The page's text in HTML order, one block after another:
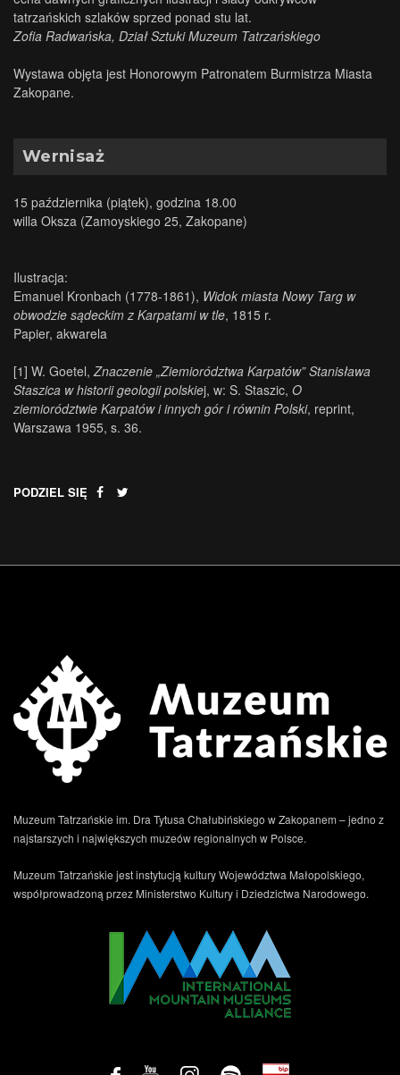
tatrzańskich szlaków sprzed ponad stu lat.
Zofia Radwańska, Dział Sztuki Muzeum Tatrzańskiego
Wystawa objęta jest Honorowym Patronatem Burmistrza Miasta
Zakopane.
Wernisaż
15 października (piątek), godzina 18.00
willa Oksza (Zamoyskiego 25, Zakopane)
Ilustracja:
Emanuel Kronbach (1778-1861), Widok miasta Nowy Targ w
obwodzie sądeckim z Karpatami w tle, 1815 r.
Papier, akwarela
[1] W. Goetel,Znaczenie „Ziemiorództwa Karpatów” Stanisława
Staszica w historii geologii polskiej, w: S. Staszic, O
ziemiorództwie Karpatów i innych gór i równin Polski, reprint,
Warszawa 1955, s. 36.
PODZIEL SIĘ
Muzeum Tatrzańskie im. Dra Tytusa Chałubińskiego w Zakopanem – jedno z
najstarszych i największych muzeów regionalnych w Polsce.
Muzeum Tatrzańskie jest instytucją kultury Województwa Małopolskiego,
współprowadzoną przez Ministerstwo Kultury i Dziedzictwa Narodowego.
.